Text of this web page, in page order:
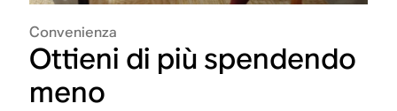
Convenienza
Ottieni di più spendendo
meno